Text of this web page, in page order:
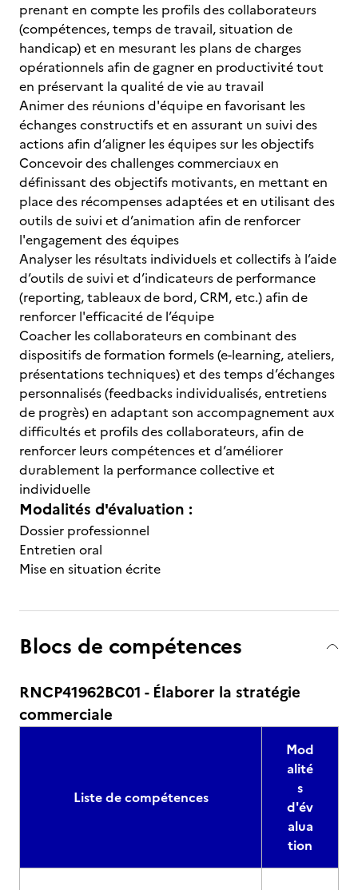
prenant en compte les profils des collaborateurs
(compétences, temps de travail, situation de
handicap) et en mesurant les plans de charges
opérationnels afin de gagner en productivité tout
en préservant la qualité de vie au travail
Animer des réunions d'équipe en favorisant les
échanges constructifs et en assurant un suivi des
actions afin d’aligner les équipes sur les objectifs
Concevoir des challenges commerciaux en
définissant des objectifs motivants, en mettant en
place des récompenses adaptées et en utilisant des
outils de suivi et d’animation afin de renforcer
l'engagement des équipes
Analyser les résultats individuels et collectifs à l’aide
d’outils de suivi et d’indicateurs de performance
(reporting, tableaux de bord, CRM, etc.) afin de
renforcer l'efficacité de l’équipe
Coacher les collaborateurs en combinant des
dispositifs de formation formels (e-learning, ateliers,
présentations techniques) et des temps d’échanges
personnalisés (feedbacks individualisés, entretiens
de progrès) en adaptant son accompagnement aux
difficultés et profils des collaborateurs, afin de
renforcer leurs compétences et d’améliorer
durablement la performance collective et
individuelle
Modalités d'évaluation :
Dossier professionnel
Entretien oral
Mise en situation écrite
Blocs de compétences
RNCP41962BC01 - Élaborer la stratégie
commerciale
Liste de compétences
Mod
alité
s
d'év
alua
tion